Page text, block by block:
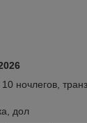
10
дол